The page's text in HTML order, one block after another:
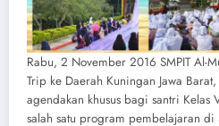
Rabu, 2 November 2016 SMPIT Al-
Trip ke Daerah Kuningan Jawa
agendakan khusus bagi santri Kelas
salah satu program pembelajaran di